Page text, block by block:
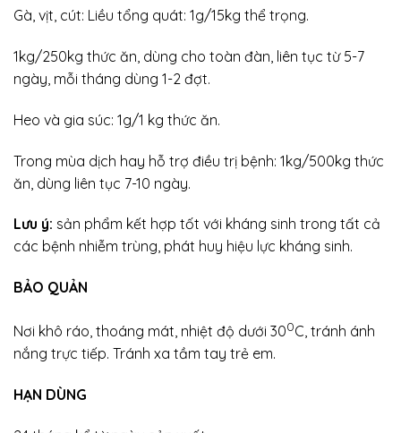
Gà, vịt, cút: Liều tổng quát: 1g/15kg thể trọng.
1kg/250kg thức ăn, dùng cho toàn đàn, liên tục từ 5-7
ngày, mỗi tháng dùng 1-2 đợt.
Heo và gia súc: 1g/1 kg thức ăn.
Trong mùa dịch hay hỗ trợ điều trị bệnh: 1kg/500kg thức
ăn, dùng liên tục 7-10 ngày.
Lưu ý: sản phẩm kết hợp tốt với kháng sinh trong tất cả
các bệnh nhiễm trùng, phát huy hiệu lực kháng sinh.
BẢO QUẢN
Nơi khô ráo, thoáng mát, nhiệt độ dưới 300C, tránh ánh
nắng trực tiếp. Tránh xa tầm tay trẻ em.
HẠN DÙNG